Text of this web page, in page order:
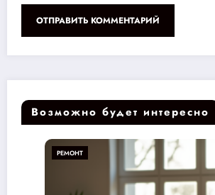
Возможно будет интересно